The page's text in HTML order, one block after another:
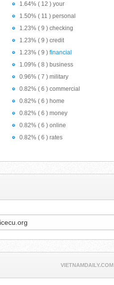
1.64% ( 12 ) your
1.50% ( 11 ) personal
1.23% ( 9 ) checking
1.23% ( 9 ) credit
1.23% ( 9 )financial
1.09% ( 8 ) business
0.96% ( 7 ) military
0.82% ( 6 ) commercial
0.82% ( 6 ) home
0.82% ( 6 ) money
0.82% ( 6 ) online
0.82% ( 6 ) rates
VIETNAMDAILY.COM